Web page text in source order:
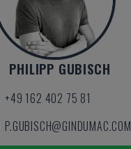
PHILIPP GUBISCH
+49 162 402 75 81
P.GUBISCH@GINDUMAC.COM